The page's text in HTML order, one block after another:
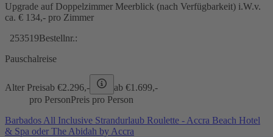
Upgrade auf Doppelzimmer Meerblick (nach Verfügbarkeit) i.W.v.
ca. € 134,- pro Zimmer
253519Bestellnr.:
Pauschalreise
Alter Preisab €2.296,- ab €1.699,-
pro PersonPreis pro Person
Barbados All Inclusive Strandurlaub Roulette - Accra Beach Hotel
& Spa oder The Abidah by Accra